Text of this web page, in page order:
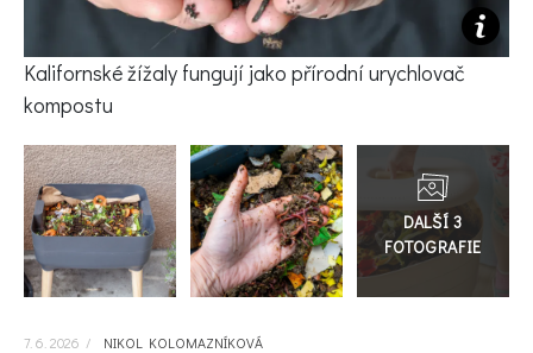
Kalifornské žížaly fungují jako přírodní urychlovač
kompostu
do
galerie
7. 6. 2026 / NIKOL KOLOMAZNÍKOVÁ